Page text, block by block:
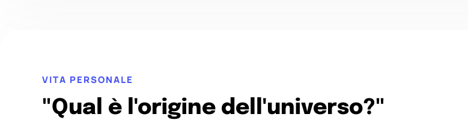
VITA PERSONALE
"Qual è l'origine dell'universo?"